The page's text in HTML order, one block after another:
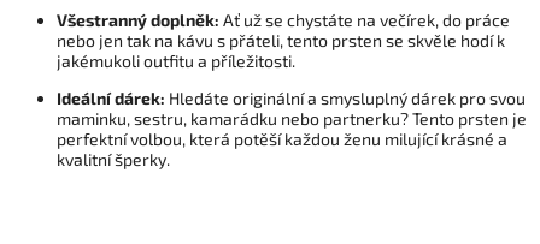
Všestranný doplněk: Ať už se chystáte na večírek, do práce
nebo jen tak na kávu s přáteli, tento prsten se skvěle hodí k
jakémukoli outfitu a příležitosti.
Ideální dárek: Hledáte originální a smysluplný dárek pro svou
maminku, sestru, kamarádku nebo partnerku? Tento prsten je
perfektní volbou, která potěší každou ženu milující krásné a
kvalitní šperky.